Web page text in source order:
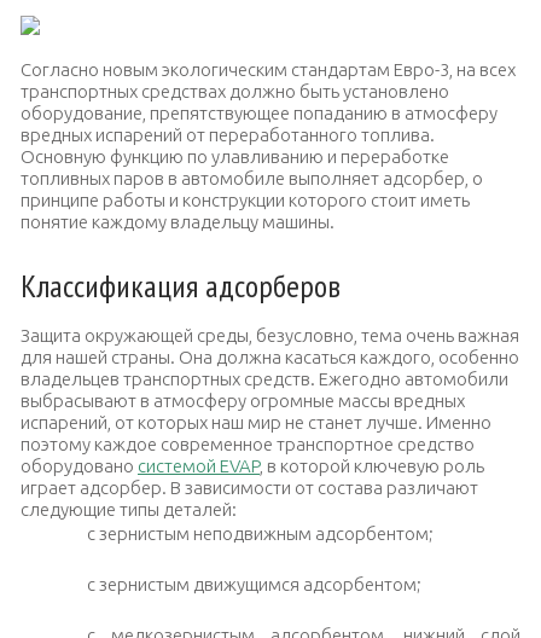
Согласно новым экологическим стандартам Евро-3, на всех
транспортных средствах должно быть установлено
оборудование, препятствующее попаданию в атмосферу
вредных испарений от переработанного топлива.
Основную функцию по улавливанию и переработке
топливных паров в автомобиле выполняет адсорбер, о
принципе работы и конструкции которого стоит иметь
понятие каждому владельцу машины.
Классификация адсорберов
Защита окружающей среды, безусловно, тема очень важная
для нашей страны. Она должна касаться каждого, особенно
владельцев транспортных средств. Ежегодно автомобили
выбрасывают в атмосферу огромные массы вредных
испарений, от которых наш мир не станет лучше. Именно
поэтому каждое современное транспортное средство
оборудовано системой EVAP, в которой ключевую роль
играет адсорбер. В зависимости от состава различают
следующие типы деталей:
с зернистым неподвижным адсорбентом;
с зернистым движущимся адсорбентом;